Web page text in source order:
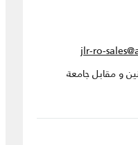
jlr-ro-
و مقابل جامعة